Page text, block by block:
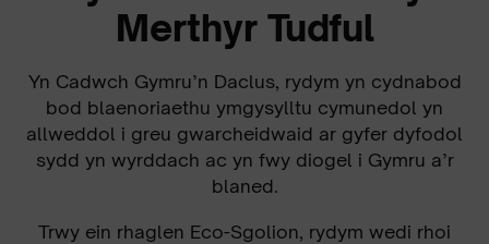
Merthyr Tudful
Yn Cadwch Gymru’n Daclus, rydym yn cydnabod
bod blaenoriaethu ymgysylltu cymunedol yn
allweddol i greu gwarcheidwaid ar gyfer dyfodol
sydd yn wyrddach ac yn fwy diogel i Gymru a’r
blaned.
Trwy ein rhaglen Eco-Sgolion, rydym wedi rhoi